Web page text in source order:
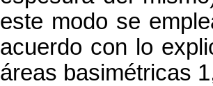
este modo se
acuerdo con lo
áreas basimétricas